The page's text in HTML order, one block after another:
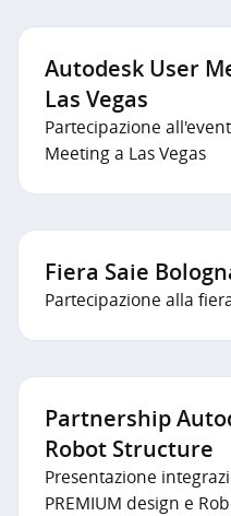
Autodesk User
Las Vegas
Partecipazione
Meeting a Las Vegas
Fiera Saie
Partecipazione alla
Partnership
Robot Structure
Presentazione
PREMIUM design e